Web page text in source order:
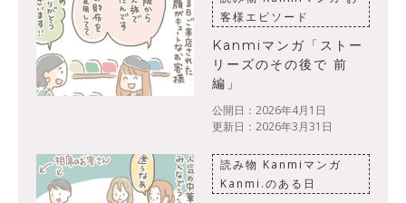
客様エピソード
Kanmiマンガ「ストー
リーズのその後で 前
編」
公開日：2026年4月1日
更新日：2026年3月31日
読み物 Kanmiマンガ
Kanmi.のある日